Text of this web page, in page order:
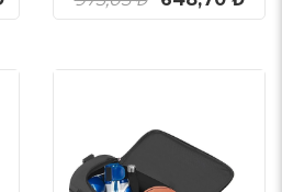
Çantası